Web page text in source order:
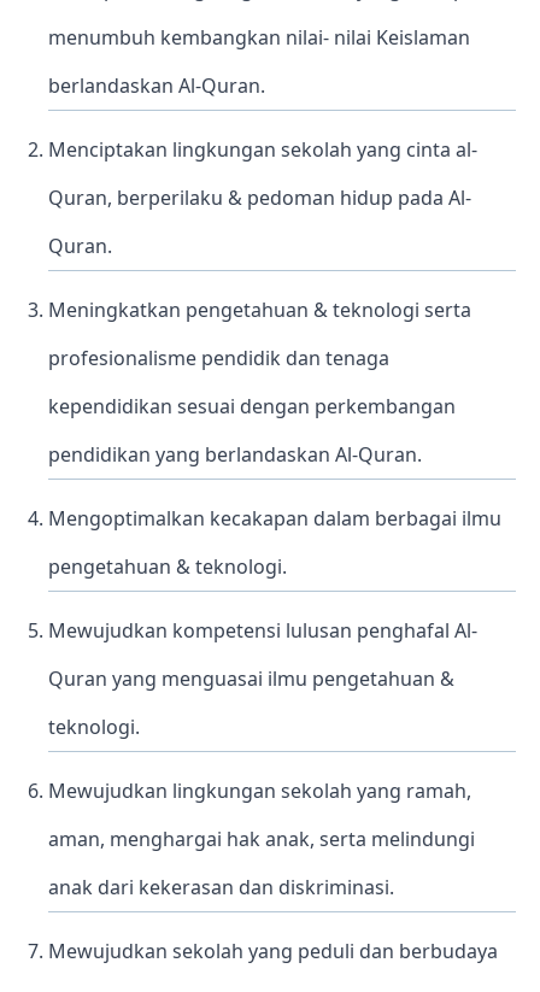
menumbuh kembangkan nilai- nilai Keislaman
berlandaskan Al-Quran.
Menciptakan lingkungan sekolah yang cinta al-
Quran, berperilaku & pedoman hidup pada Al-
Quran.
Meningkatkan pengetahuan & teknologi serta
profesionalisme pendidik dan tenaga
kependidikan sesuai dengan perkembangan
pendidikan yang berlandaskan Al-Quran.
Mengoptimalkan kecakapan dalam berbagai ilmu
pengetahuan & teknologi.
Mewujudkan kompetensi lulusan penghafal Al-
Quran yang menguasai ilmu pengetahuan &
teknologi.
Mewujudkan lingkungan sekolah yang ramah,
aman, menghargai hak anak, serta melindungi
anak dari kekerasan dan diskriminasi.
Mewujudkan sekolah yang peduli dan berbudaya